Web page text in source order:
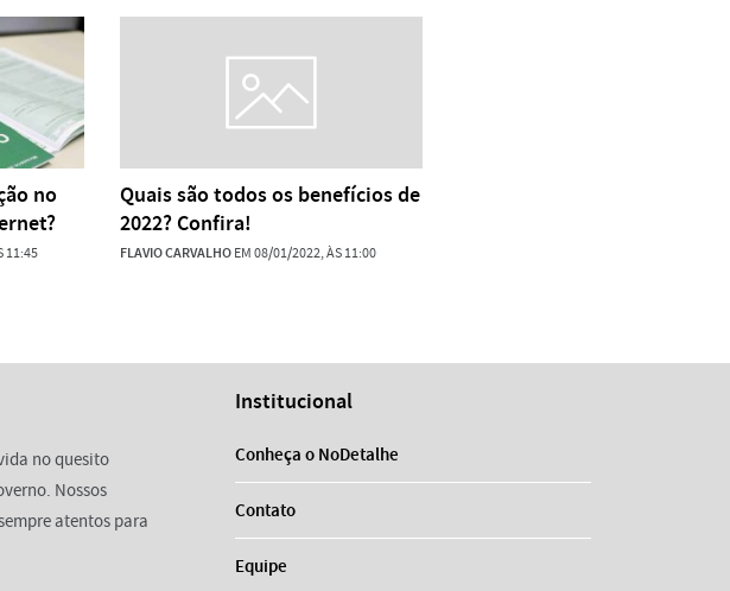
no
11:45
Quais são todos os benefícios de
2022? Confira!
FLAVIO CARVALHOEM 08/01/2022, ÀS 11:00
no quesito
Nossos
atentos para
Institucional
Conheça o NoDetalhe
Contato
Equipe